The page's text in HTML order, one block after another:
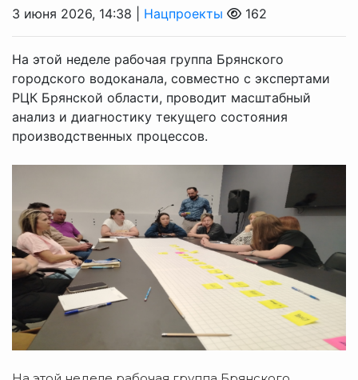
3 июня 2026, 14:38 | Нацпроекты 162
На этой неделе рабочая группа Брянского
городского водоканала, совместно с экспертами
РЦК Брянской области, проводит масштабный
анализ и диагностику текущего состояния
производственных процессов.